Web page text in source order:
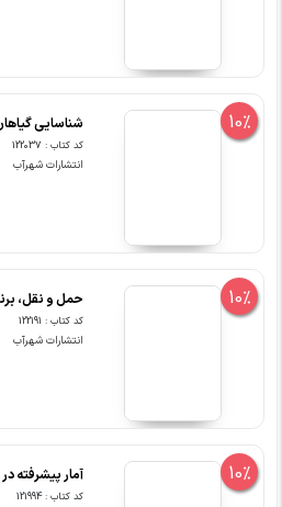
10% شناسایی
کد کتاب : 122037
انتشارات شهرآب
10% حمل و نقل،
کد کتاب : 122191
انتشارات شهرآب
10% آمار پیشرفته
کد کتاب : 121994